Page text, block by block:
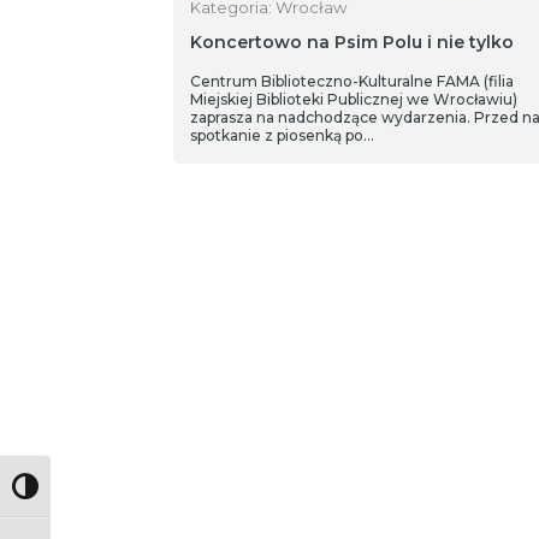
Toggle High Contrast
Kategoria: Wrocław
Koncertowo na Psim Polu i nie tylko
Centrum Biblioteczno-Kulturalne FAMA (filia
Miejskiej Biblioteki Publicznej we Wrocławiu)
zaprasza na nadchodzące wydarzenia. Przed
spotkanie z piosenką po…